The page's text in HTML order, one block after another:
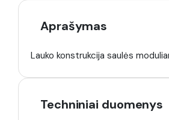
Aprašymas
Lauko konstrukcija saulės
Techniniai duomenys